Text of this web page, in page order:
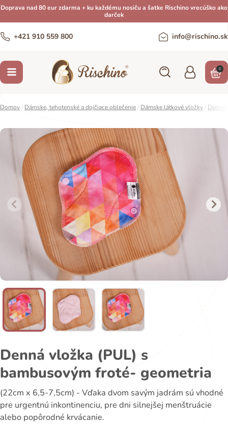
Doprava nad 80 eur zdarma + ku každému nosiču a šatke Rischino vrecúško ako
darček
+421 910 559 800 info@rischino.sk
0
Domov/ Dámske, tehotenské a dojčiace oblečenie/ Dámske látkové vložky Denné
Denná vložka (PUL) s
bambusovým froté- geometria
(22cm x 6,5-7,5cm) - Vďaka dvom savým jadrám sú vhodné
pre urgentnú inkontinenciu, pre dni silnejšej menštruácie
alebo popôrodné krvácanie.